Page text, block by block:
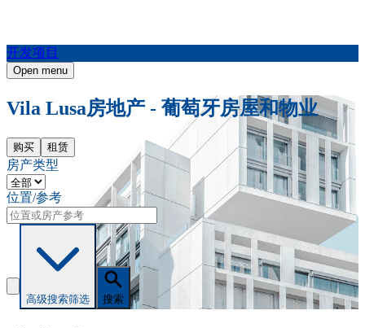
开发项目
Open menu
Vila Lusa房地产 - 葡萄牙房屋和物业
购买 租赁
房产类型
位置/参考
高级搜索筛选 搜索